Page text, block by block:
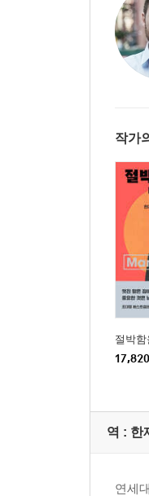
작가
절박
17,820
역 : 한
연세